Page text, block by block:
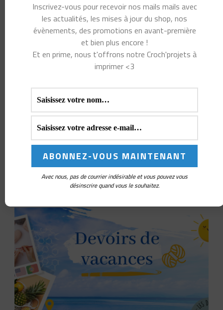
ACTUS TOUS
Francrochet, LE collectif des
entreprises du crochet
francophone
VOIR L'ARTICLE
Inscrivez-vous pour recevoir nos mails mails avec
les actualités, les mises à jour du shop, nos
évènements, des promotions en avant-première
et bien plus encore !
Et en prime, nous t'offrons notre Croch'projets à
imprimer <3
Avec nous, pas de courrier indésirable et vous pouvez vous
désinscrire quand vous le souhaitez.